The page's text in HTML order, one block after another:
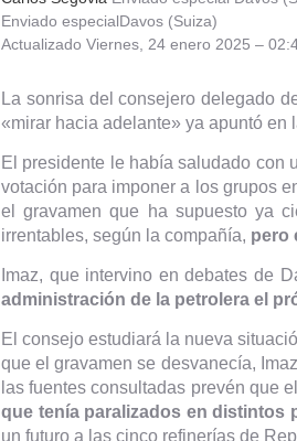
Enviado especialDavos (Suiza)
Actualizado Viernes, 24 enero 2025 –
La sonrisa del consejero delegado
«mirar hacia adelante» ya apuntó en
El presidente le había saludado con
votación para imponer a los grupos
el gravamen que ha supuesto ya
irrentables, según la compañía, pero
Imaz, que intervino en debates de
administración de la petrolera el
El consejo estudiará la nueva
que el gravamen se desvanecía,
las fuentes consultadas prevén que
que tenía paralizados en distintos
un futuro a las cinco refinerías de